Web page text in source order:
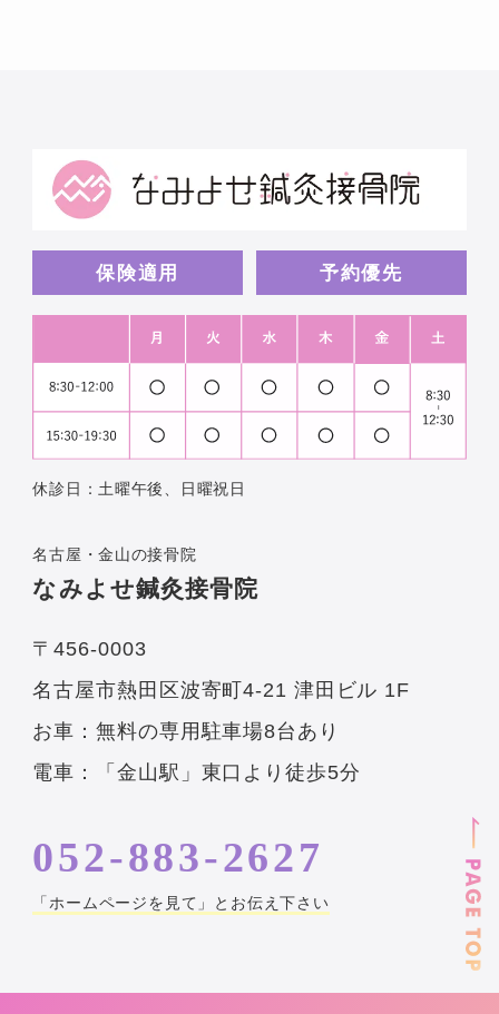
保険適用 予約優先
休診日：土曜午後、日曜祝日
名古屋・金山の接骨院
なみよせ鍼灸接骨院
〒456-0003
名古屋市熱田区波寄町4-21 津田ビル 1F
お車：無料の専用駐車場8台あり
電車：「金山駅」東口より徒歩5分
052-883-2627
「ホームページを見て」とお伝え下さい